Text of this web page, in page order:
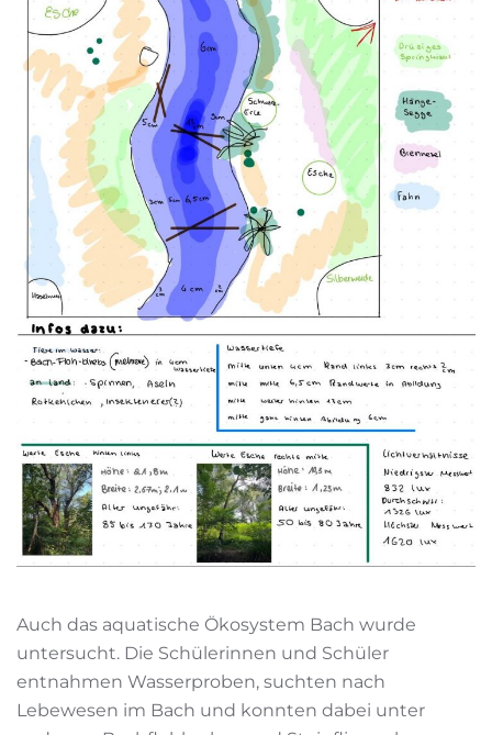
Auch das aquatische Ökosystem Bach wurde
untersucht. Die Schülerinnen und Schüler
entnahmen Wasserproben, suchten nach
Lebewesen im Bach und konnten dabei unter